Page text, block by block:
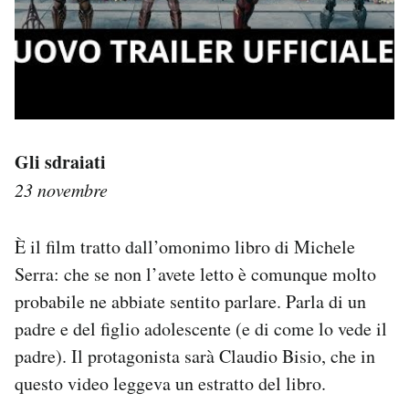
Gli sdraiati
23 novembre
È il film tratto dall’omonimo libro di Michele
Serra: che se non l’avete letto è comunque molto
probabile ne abbiate sentito parlare. Parla di un
padre e del figlio adolescente (e di come lo vede il
padre). Il protagonista sarà Claudio Bisio, che in
questo video leggeva un estratto del libro.